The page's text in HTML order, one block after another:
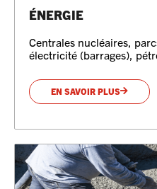
ÉNERGIE
Centrales nucléaires,
électricité (barrages),
EN SAVOIR PLUS